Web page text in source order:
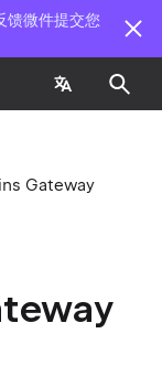
馈微件提交您
Gateway